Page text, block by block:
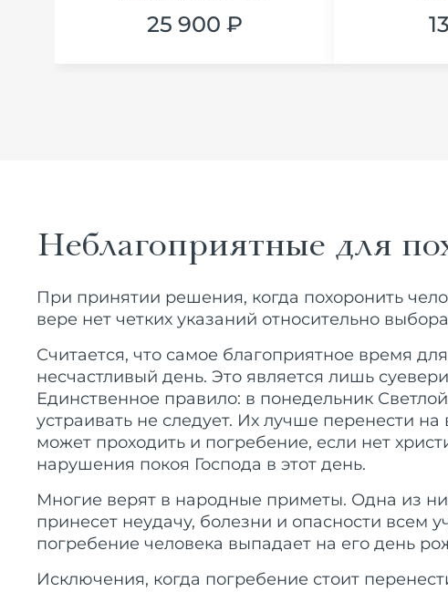
25 900 ₽
Неблагоприятные для
При принятии решения, когда похоронить
вере нет четких указаний относительно
Считается, что самое благоприятное время
несчастливый день. Это является лишь
Единственное правило: в понедельник
устраивать не следует. Их лучше перенести
может проходить и погребение, если нет
нарушения покоя Господа в этот день.
Многие верят в народные приметы. Одна из
принесет неудачу, болезни и опасности всем
погребение человека выпадает на его день
Исключения, когда погребение стоит